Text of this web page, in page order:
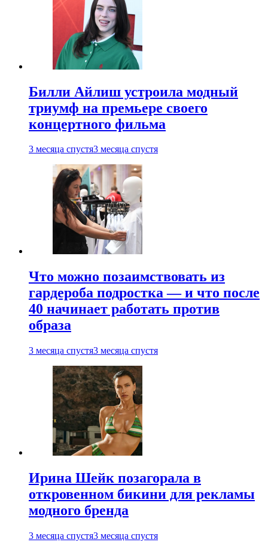
Билли Айлиш устроила модный
триумф на премьере своего
концертного фильма
3 месяца спустя3 месяца спустя
Что можно позаимствовать из
гардероба подростка — и что после
40 начинает работать против
образа
3 месяца спустя3 месяца спустя
Ирина Шейк позагорала в
откровенном бикини для рекламы
модного бренда
3 месяца спустя3 месяца спустя